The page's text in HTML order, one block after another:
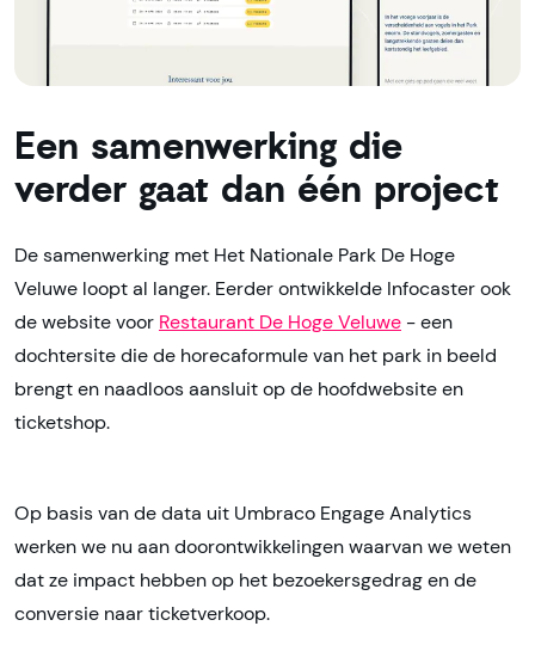
Een samenwerking die
verder gaat dan één project
De samenwerking met Het Nationale Park De Hoge
Veluwe loopt al langer. Eerder ontwikkelde Infocaster ook
de website voor Restaurant De Hoge Veluwe - een
dochtersite die de horecaformule van het park in beeld
brengt en naadloos aansluit op de hoofdwebsite en
ticketshop.
Op basis van de data uit Umbraco Engage Analytics
werken we nu aan doorontwikkelingen waarvan we weten
dat ze impact hebben op het bezoekersgedrag en de
conversie naar ticketverkoop.